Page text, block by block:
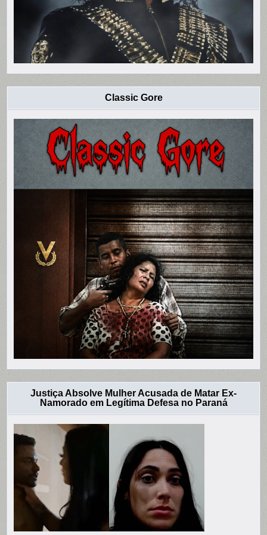
Classic Gore
Justiça Absolve Mulher Acusada de Matar Ex-
Namorado em Legítima Defesa no Paraná